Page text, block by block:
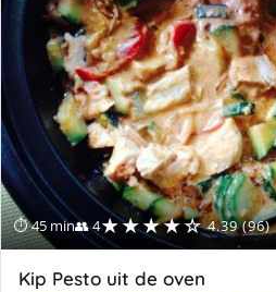
⏱ 45 min👥 4★★★★☆ 4.39 (96)
Kip Pesto uit de oven